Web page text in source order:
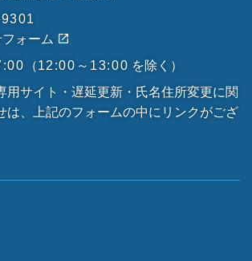
ォーム
（12:00～13:00 を除く）
用サイト・遅延更新・氏名住所変更に関
は、上記のフォームの中にリンクがござ